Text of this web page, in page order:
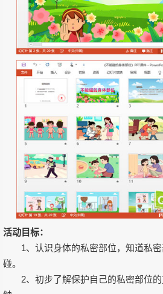
活动目标：
1、认识身体的私密部位，知道私密
碰。
2、初步了解保护自己的私密部位的